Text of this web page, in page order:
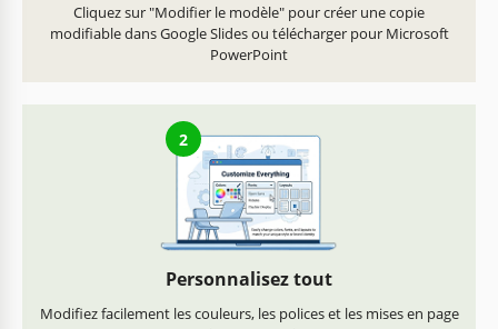
Cliquez sur "Modifier le modèle" pour créer une copie
modifiable dans Google Slides ou télécharger pour Microsoft
PowerPoint
2
Personnalisez tout
Modifiez facilement les couleurs, les polices et les mises en page